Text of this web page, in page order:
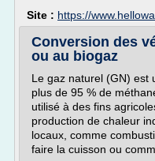
Site : https://
Conversion des
ou au biogaz
Le gaz naturel (GN) est
plus de 95 % de
utilisé à des fins
production de chaleur
locaux, comme
faire la cuisson ou